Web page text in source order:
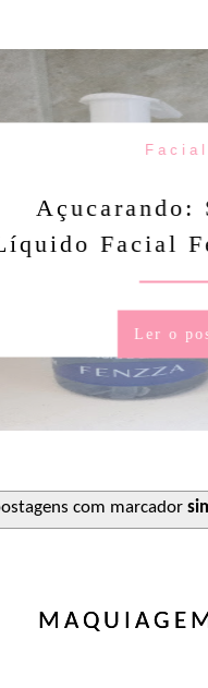
Facial
Açucarando:
Facial
Ler o
com marcador